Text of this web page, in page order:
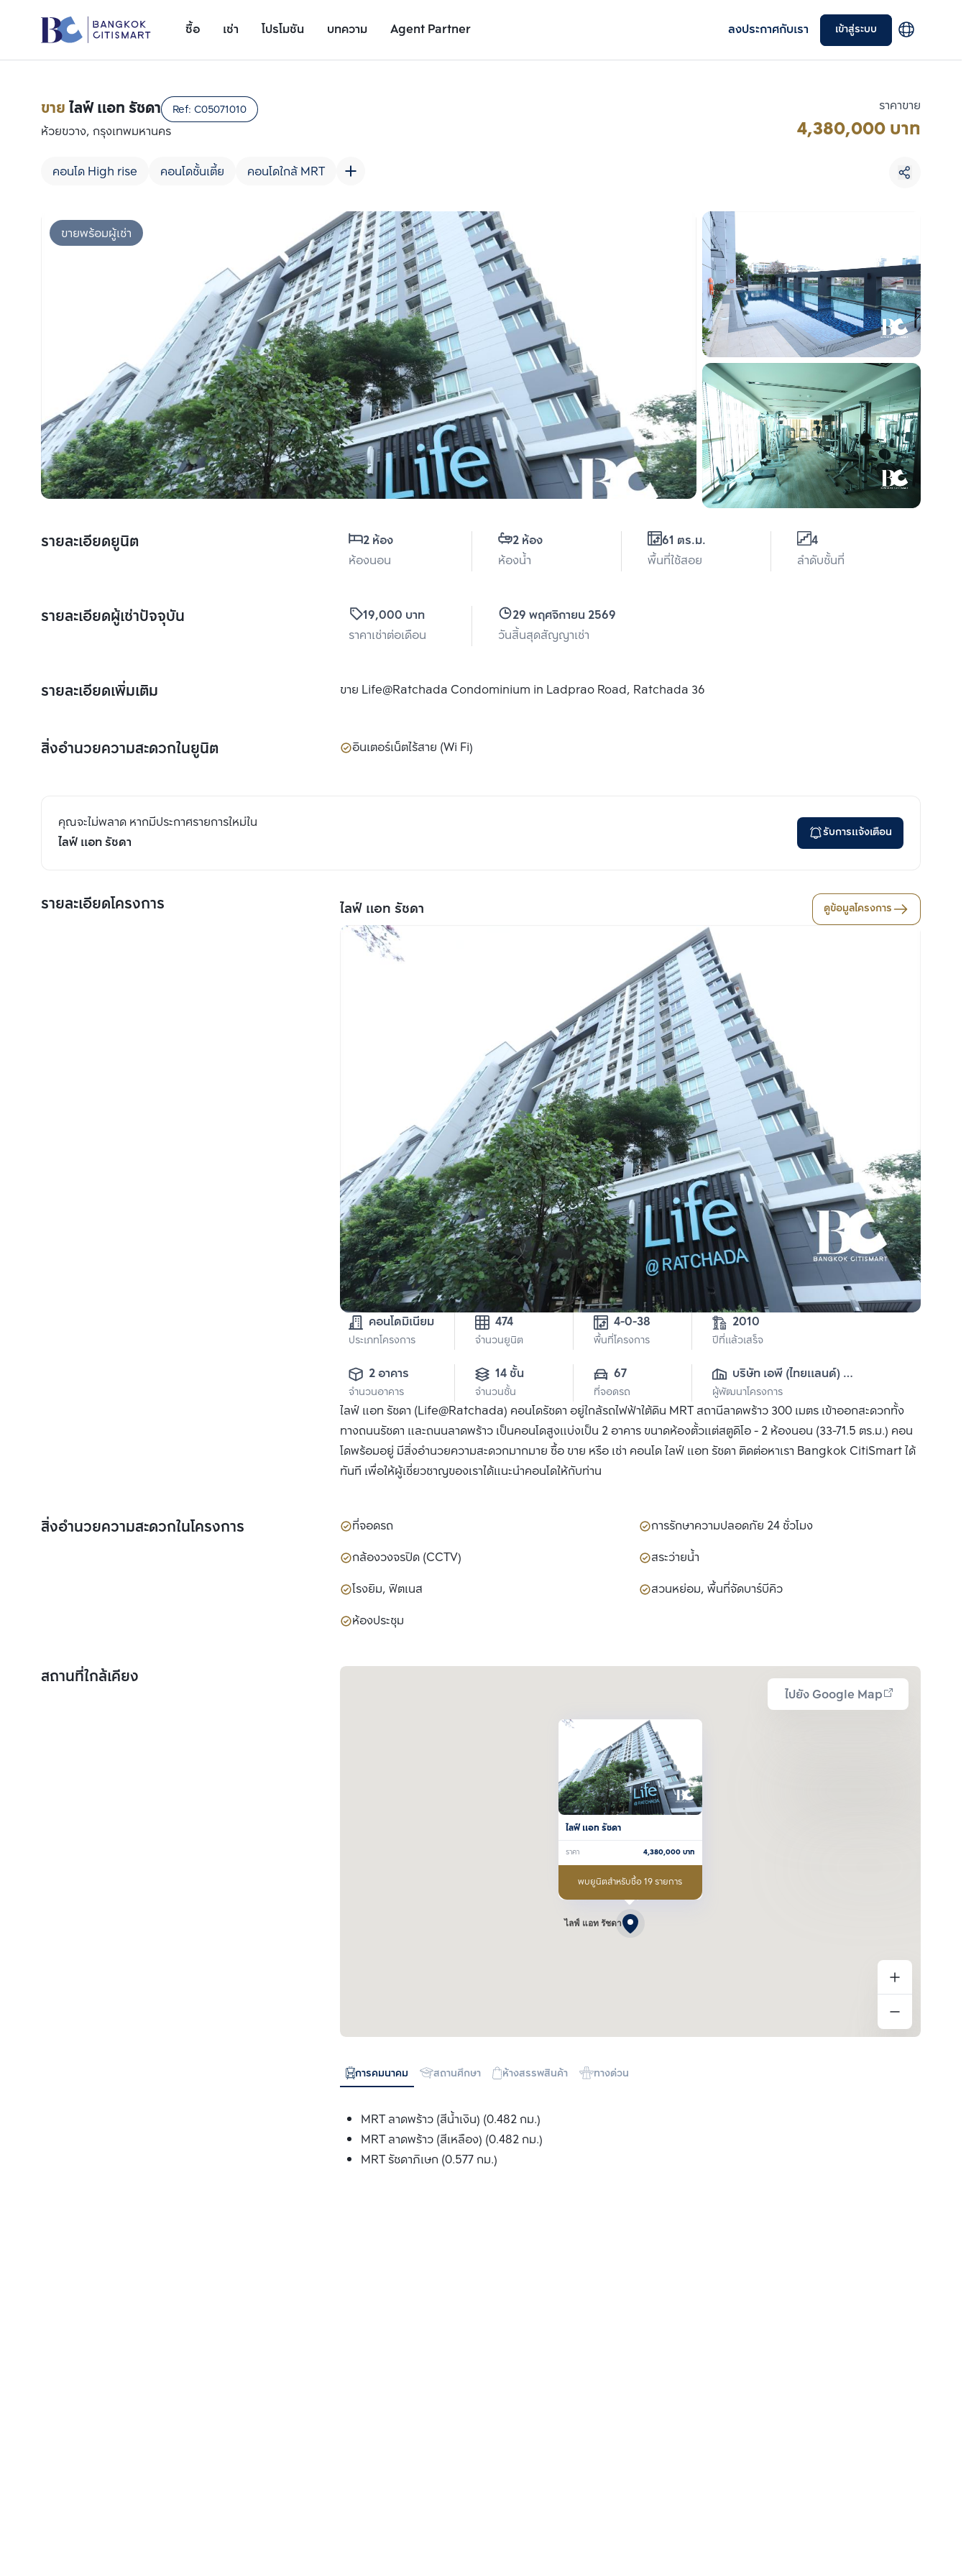
ซื้อ เช่า โปรโมชัน บทความ Agent Partner ลงประกาศกับเรา เข้าสู่ระบบ
รายละเอียดยูนิต
ขายไลฟ์ แอท รัชดา Ref: C05071010
ห้วยขวาง, กรุงเทพมหานคร
คอนโด High rise คอนโดชั้นเตี้ย คอนโดใกล้ MRT
ราคาขาย
4,380,000 บาท
ขายพร้อมผู้เช่า
รายละเอียดยูนิต
2 ห้อง
ห้องนอน
2 ห้อง
ห้องน้ำ
61 ตร.ม.
พื้นที่ใช้สอย
4
ลำดับชั้นที่
รายละเอียดผู้เช่าปัจจุบัน
19,000 บาท
ราคาเช่าต่อเดือน
29 พฤศจิกายน 2569
วันสิ้นสุดสัญญาเช่า
รายละเอียดเพิ่มเติม ขาย Life@Ratchada Condominium in Ladprao Road, Ratchada 36
สิ่งอำนวยความสะดวกในยูนิต อินเตอร์เน็ตไร้สาย (Wi Fi)
คุณจะไม่พลาด หากมีประกาศรายการใหม่ใน
ไลฟ์ แอท รัชดา
รับการแจ้งเตือน
รายละเอียดโครงการ ไลฟ์ แอท รัชดา ดูข้อมูลโครงการ
คอนโดมิเนียม
ประเภทโครงการ
474
จำนวนยูนิต พื้นที่โครงการ
2010
ปีที่แล้วเสร็จ
2 อาคาร
จำนวนอาคาร
14 ชั้น
จำนวนชั้น
67
ที่จอดรถ
บริษัท เอพี (ไทยแลนด์)
จำกัด(มหาชน)
ผู้พัฒนาโครงการ
ไลฟ์ แอท รัชดา (Life@Ratchada) คอนโดรัชดา อยู่ใกล้รถไฟฟ้าใต้ดิน MRT สถานีลาดพร้าว 300 เมตร เข้าออกสะดวกทั้ง
ทางถนนรัชดา และถนนลาดพร้าว เป็นคอนโดสูงแบ่งเป็น 2 อาคาร ขนาดห้องตั้วแต่สตูดิโอ - 2 ห้องนอน (33-71.5 ตร.ม.) คอน
โดพร้อมอยู่ มีสิ่งอำนวยความสะดวกมากมาย ซื้อ ขาย หรือ เช่า คอนโด ไลฟ์ แอท รัชดา ติดต่อหาเรา Bangkok CitiSmart ได้
ทันที เพื่อให้ผู้เชี่ยวชาญของเราได้แนะนำคอนโดให้กับท่าน
สิ่งอำนวยความสะดวกในโครงการ ที่จอดรถ
การรักษาความปลอดภัย 24 ชั่วโมง
กล้องวงจรปิด (CCTV)
สระว่ายน้ำ
โรงยิม, ฟิตเนส
สวนหย่อม, พื้นที่จัดบาร์บีคิว
ห้องประชุม
สถานที่ใกล้เคียง
ไปยัง Google Map
ไลฟ์ แอท รัชดา
ไลฟ์ แอท รัชดา
ราคา 4,380,000 บาท
พบยูนิตสำหรับซื้อ 19 รายการ
การคมนาคม สถานศึกษา ห้างสรรพสินค้า ทางด่วน
MRT ลาดพร้าว (สีน้ำเงิน) (0.482 กม.)
MRT ลาดพร้าว (สีเหลือง) (0.482 กม.)
MRT รัชดาภิเษก (0.577 กม.)
เพิ่มยูนิตเปรียบเทียบ
เพิ่มยูนิตเปรียบเทียบ
รายการที่ 2
เลือกยูนิตเพื่อเปรียบเทียบ
เลือกได้สูงสุด 3 รายการ
เปรียบเทียบ
ลบทั้งหมด